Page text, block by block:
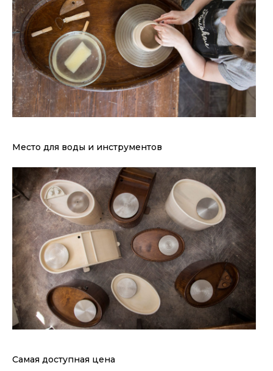
Место для воды и инструментов
Самая доступная цена